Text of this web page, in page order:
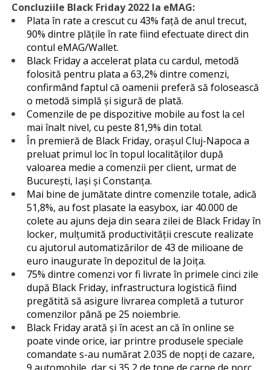
Concluziile Black Friday 2022 la eMAG:
Plata în rate a crescut cu 43% față de anul trecut,
90% dintre plățile în rate fiind efectuate direct din
contul eMAG/Wallet.
Black Friday a accelerat plata cu cardul, metodă
folosită pentru plata a 63,2% dintre comenzi,
confirmând faptul că oamenii preferă să folosească
o metodă simplă și sigură de plată.
Comenzile de pe dispozitive mobile au fost la cel
mai înalt nivel, cu peste 81,9% din total.
În premieră de Black Friday, orașul Cluj-Napoca a
preluat primul loc în topul localităților după
valoarea medie a comenzii per client, urmat de
București, Iași și Constanța.
Mai bine de jumătate dintre comenzile totale, adică
51,8%, au fost plasate la easybox, iar 40.000 de
colete au ajuns deja din seara zilei de Black Friday în
locker, mulțumită productivității crescute realizate
cu ajutorul automatizărilor de 43 de milioane de
euro inaugurate în depozitul de la Joița.
75% dintre comenzi vor fi livrate în primele cinci zile
după Black Friday, infrastructura logistică fiind
pregătită să asigure livrarea completă a tuturor
comenzilor până pe 25 noiembrie.
Black Friday arată și în acest an că în online se
poate vinde orice, iar printre produsele speciale
comandate s-au numărat 2.035 de nopți de cazare,